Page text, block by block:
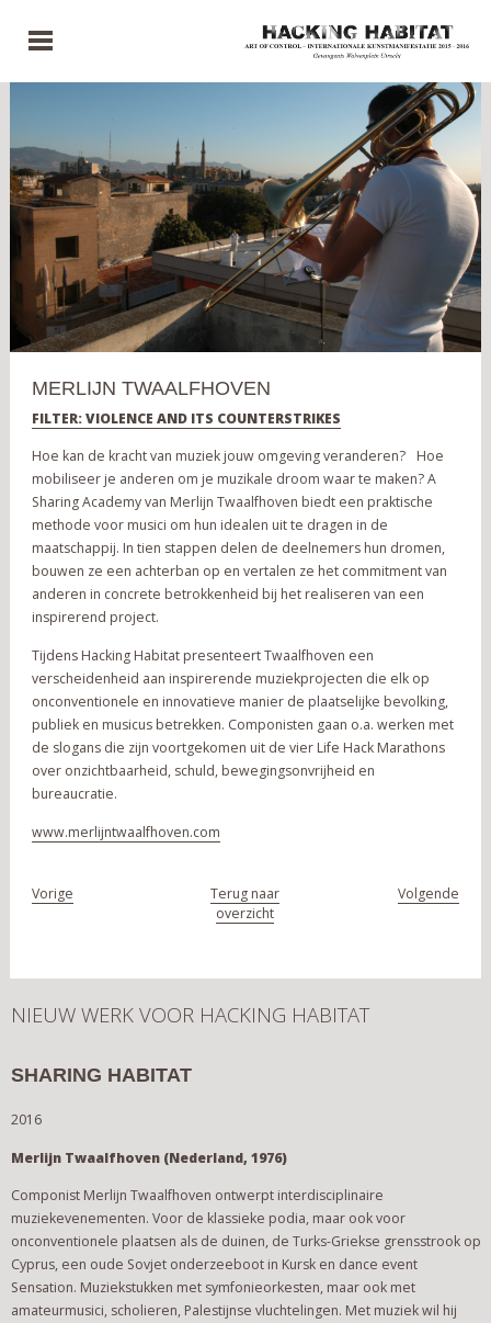
MERLIJN TWAALFHOVEN
FILTER: VIOLENCE AND ITS COUNTERSTRIKES
Hoe kan de kracht van muziek jouw omgeving veranderen? Hoe
mobiliseer je anderen om je muzikale droom waar te maken? A
Sharing Academy van Merlijn Twaalfhoven biedt een praktische
methode voor musici om hun idealen uit te dragen in de
maatschappij. In tien stappen delen de deelnemers hun dromen,
bouwen ze een achterban op en vertalen ze het commitment van
anderen in concrete betrokkenheid bij het realiseren van een
inspirerend project.
Tijdens Hacking Habitat presenteert Twaalfhoven een
verscheidenheid aan inspirerende muziekprojecten die elk op
onconventionele en innovatieve manier de plaatselijke bevolking,
publiek en musicus betrekken. Componisten gaan o.a. werken met
de slogans die zijn voortgekomen uit de vier Life Hack Marathons
over onzichtbaarheid, schuld, bewegingsonvrijheid en
bureaucratie.
www.merlijntwaalfhoven.com
Vorige
Terug naar
overzicht
Volgende
NIEUW WERK VOOR HACKING HABITAT
SHARING HABITAT
2016
Merlijn Twaalfhoven (Nederland, 1976)
Componist Merlijn Twaalfhoven ontwerpt interdisciplinaire
muziekevenementen. Voor de klassieke podia, maar ook voor
onconventionele plaatsen als de duinen, de Turks-Griekse grensstrook op
Cyprus, een oude Sovjet onderzeeboot in Kursk en dance event
Sensation. Muziekstukken met symfonieorkesten, maar ook met
amateurmusici, scholieren, Palestijnse vluchtelingen. Met muziek wil hij